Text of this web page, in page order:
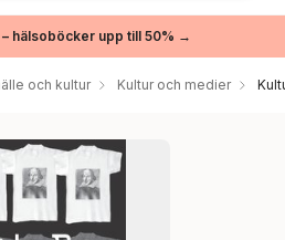
– hälsoböcker upp till 50% →
och kultur Kultur och medier